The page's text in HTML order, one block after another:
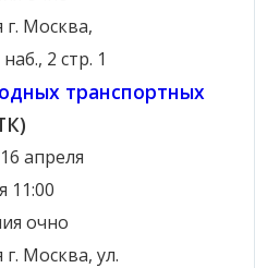
г. Москва,
2 стр. 1
транспортных
16 апреля
11:00
очно
г. Москва, ул.